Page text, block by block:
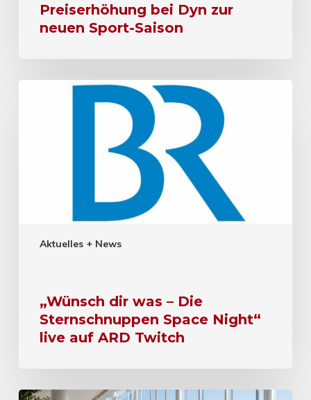
Preiserhöhung bei Dyn zur
neuen Sport-Saison
Aktuelles + News
„Wünsch dir was – Die
Sternschnuppen Space Night“
live auf ARD Twitch